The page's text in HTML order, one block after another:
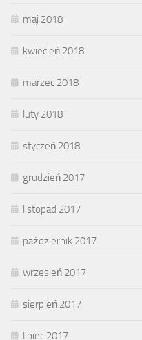
maj 2018
kwiecień 2018
marzec 2018
luty 2018
styczeń 2018
grudzień 2017
listopad 2017
październik 2017
wrzesień 2017
sierpień 2017
lipiec 2017